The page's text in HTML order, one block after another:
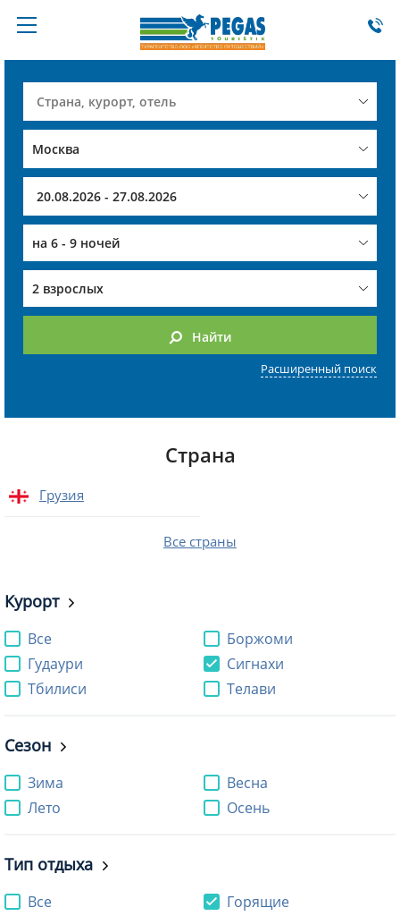
на 6 - 9 ночей
2 взрослых
Найти
Расширенный поиск
Страна
Грузия
Все страны
Курорт
Все
Боржоми
Гудаури
Сигнахи
Тбилиси
Телави
Сезон
Зима
Весна
Лето
Осень
Тип отдыха
Все
Горящие